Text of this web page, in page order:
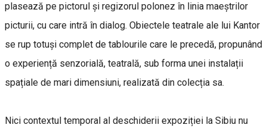
plasează pe pictorul și regizorul polonez în linia maeștrilor
picturii, cu care intră în dialog. Obiectele teatrale ale lui Kantor
se rup totuși complet de tablourile care le precedă, propunând
o experiență senzorială, teatrală, sub forma unei instalații
spațiale de mari dimensiuni, realizată din colecția sa.
Nici contextul temporal al deschiderii expoziției la Sibiu nu